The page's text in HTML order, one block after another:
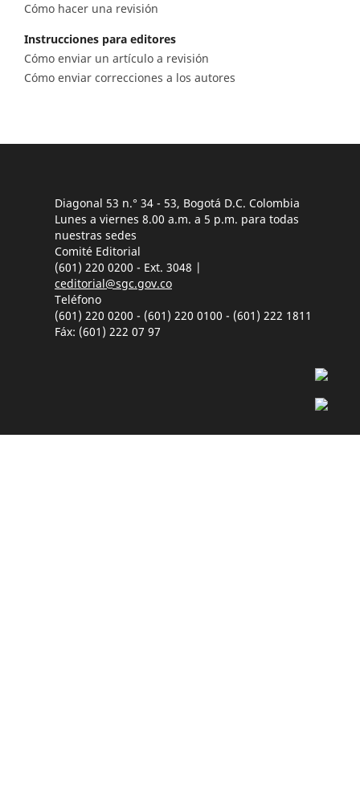
Cómo hacer una revisión
Instrucciones para editores
Cómo enviar un artículo a revisión
Cómo enviar correcciones a los autores
Diagonal 53 n.° 34 - 53, Bogotá D.C. Colombia
Lunes a viernes 8.00 a.m. a 5 p.m. para todas
nuestras sedes
Comité Editorial
(601) 220 0200 - Ext. 3048 |
ceditorial@sgc.gov.co
Teléfono
(601) 220 0200 - (601) 220 0100 - (601) 222 1811
Fáx: (601) 222 07 97